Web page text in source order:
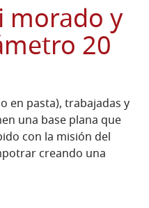
morado y
20
en pasta), trabajadas y
una base plana que
con la misión del
creando una